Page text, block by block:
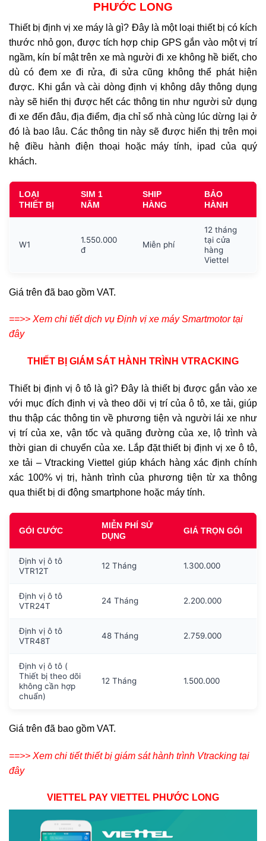
PHƯỚC LONG
Thiết bị định vị xe máy là gì? Đây là một loại thiết bị có kích
thước nhỏ gọn, được tích hợp chip GPS gắn vào một vị trí
ngầm, kín bí mật trên xe mà người đi xe không hề biết, cho
dù có đem xe đi rửa, đi sửa cũng không thể phát hiện
được. Khi gắn và cài dòng định vị không dây thông dụng
này sẽ hiển thị được hết các thông tin như người sử dụng
đi xe đến đâu, địa điểm, địa chỉ số nhà cùng lúc dừng lại ở
đó là bao lâu. Các thông tin này sẽ được hiển thị trên mọi
hệ điều hành điện thoại hoặc máy tính, ipad của quý
khách.
LOẠI
THIẾT BỊ
SIM 1
NĂM
SHIP
HÀNG
BẢO
HÀNH
W1
1.550.000
đ
Miễn phí
12 tháng
tại cửa
hàng
Viettel
Giá trên đã bao gồm VAT.
==>> Xem chi tiết dịch vụ Định vị xe máy Smartmotor tại
đây
THIẾT BỊ GIÁM SÁT HÀNH TRÌNH VTRACKING
Thiết bị định vị ô tô là gì? Đây là thiết bị được gắn vào xe
với mục đích định vị và theo dõi vị trí của ô tô, xe tải, giúp
thu thập các thông tin về phương tiện và người lái xe như
vị trí của xe, vận tốc và quãng đường của xe, lộ trình và
thời gian di chuyển của xe. Lắp đặt thiết bị định vị xe ô tô,
xe tải – Vtracking Viettel giúp khách hàng xác định chính
xác 100% vị trị, hành trình của phương tiện từ xa thông
qua thiết bị di động smartphone hoặc máy tính.
GÓI CƯỚC
MIỄN PHÍ SỬ
DỤNG
GIÁ TRỌN GÓI
Định vị ô tô
VTR12T
12 Tháng 1.300.000
Định vị ô tô
VTR24T
24 Tháng 2.200.000
Định vị ô tô
VTR48T
48 Tháng 2.759.000
Định vị ô tô (
Thiết bị theo dõi
không cần hợp
chuẩn)
12 Tháng 1.500.000
Giá trên đã bao gồm VAT.
==>> Xem chi tiết thiết bị giám sát hành trình Vtracking tại
đây
VIETTEL PAY VIETTEL PHƯỚC LONG